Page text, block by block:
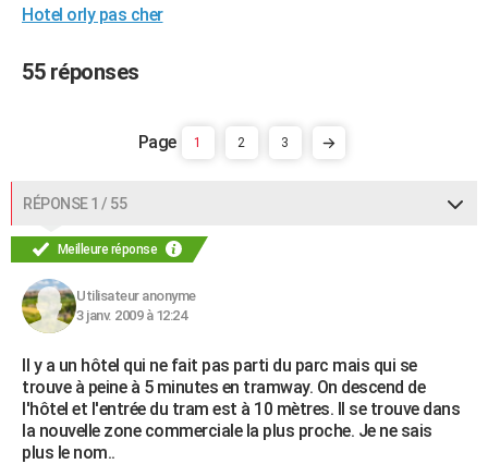
BONS PLANS
CARTE DE VOEUX
COPAINS D'AVANT
S'inscrire
Se connecter
Lycées
Collèges
Primaires
Universités
Entreprises
Service militaire
Avis de recherche
AVIS DE DÉCÈS
FORUM
Bricolage
Lifestyle
Culture
Sport
Auto
Television
Voyage
Cinema
Hotel orly pas cher
55 réponses
1 2 3
RÉPONSE 1 / 55
Meilleure réponse
Utilisateur anonyme
3 janv. 2009 à 12:24
Il y a un hôtel qui ne fait pas parti du parc mais qui se
trouve à peine à 5 minutes en tramway. On descend de
l'hôtel et l'entrée du tram est à 10 mètres. Il se trouve dans
la nouvelle zone commerciale la plus proche. Je ne sais
plus le nom..